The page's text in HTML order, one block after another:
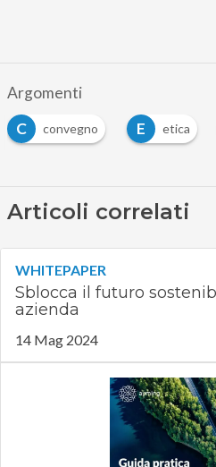
Argomenti
C
convegno E etica
Articoli correlati
WHITEPAPER
Sblocca il futuro
azienda
14 Mag 2024